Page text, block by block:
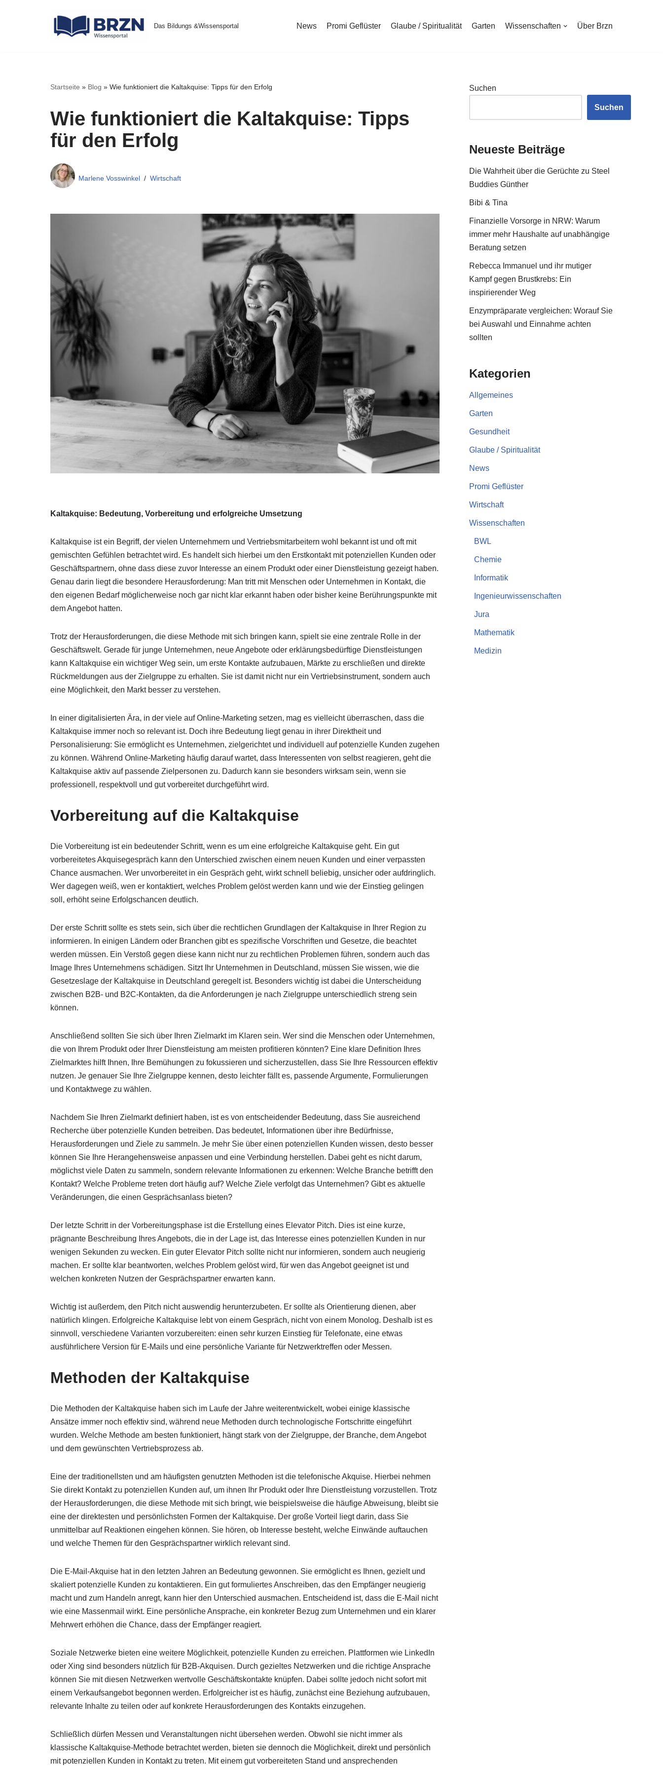
Das Bildungs &Wissensportal News Promi Geflüster Glaube / Spiritualität Garten Wissenschaften Über Brzn
Startseite » Blog » Wie funktioniert die Kaltakquise: Tipps für den Erfolg
Wie funktioniert die Kaltakquise: Tipps
für den Erfolg
Marlene Vosswinkel Wirtschaft
Kaltakquise: Bedeutung, Vorbereitung und erfolgreiche Umsetzung
Kaltakquise ist ein Begriff, der vielen Unternehmern und Vertriebsmitarbeitern wohl bekannt ist und oft mit
gemischten Gefühlen betrachtet wird. Es handelt sich hierbei um den Erstkontakt mit potenziellen Kunden oder
Geschäftspartnern, ohne dass diese zuvor Interesse an einem Produkt oder einer Dienstleistung gezeigt haben.
Genau darin liegt die besondere Herausforderung: Man tritt mit Menschen oder Unternehmen in Kontakt, die
den eigenen Bedarf möglicherweise noch gar nicht klar erkannt haben oder bisher keine Berührungspunkte mit
dem Angebot hatten.
Trotz der Herausforderungen, die diese Methode mit sich bringen kann, spielt sie eine zentrale Rolle in der
Geschäftswelt. Gerade für junge Unternehmen, neue Angebote oder erklärungsbedürftige Dienstleistungen
kann Kaltakquise ein wichtiger Weg sein, um erste Kontakte aufzubauen, Märkte zu erschließen und direkte
Rückmeldungen aus der Zielgruppe zu erhalten. Sie ist damit nicht nur ein Vertriebsinstrument, sondern auch
eine Möglichkeit, den Markt besser zu verstehen.
In einer digitalisierten Ära, in der viele auf Online-Marketing setzen, mag es vielleicht überraschen, dass die
Kaltakquise immer noch so relevant ist. Doch ihre Bedeutung liegt genau in ihrer Direktheit und
Personalisierung: Sie ermöglicht es Unternehmen, zielgerichtet und individuell auf potenzielle Kunden zugehen
zu können. Während Online-Marketing häufig darauf wartet, dass Interessenten von selbst reagieren, geht die
Kaltakquise aktiv auf passende Zielpersonen zu. Dadurch kann sie besonders wirksam sein, wenn sie
professionell, respektvoll und gut vorbereitet durchgeführt wird.
Vorbereitung auf die Kaltakquise
Die Vorbereitung ist ein bedeutender Schritt, wenn es um eine erfolgreiche Kaltakquise geht. Ein gut
vorbereitetes Akquisegespräch kann den Unterschied zwischen einem neuen Kunden und einer verpassten
Chance ausmachen. Wer unvorbereitet in ein Gespräch geht, wirkt schnell beliebig, unsicher oder aufdringlich.
Wer dagegen weiß, wen er kontaktiert, welches Problem gelöst werden kann und wie der Einstieg gelingen
soll, erhöht seine Erfolgschancen deutlich.
Der erste Schritt sollte es stets sein, sich über die rechtlichen Grundlagen der Kaltakquise in Ihrer Region zu
informieren. In einigen Ländern oder Branchen gibt es spezifische Vorschriften und Gesetze, die beachtet
werden müssen. Ein Verstoß gegen diese kann nicht nur zu rechtlichen Problemen führen, sondern auch das
Image Ihres Unternehmens schädigen. Sitzt Ihr Unternehmen in Deutschland, müssen Sie wissen, wie die
Gesetzeslage der Kaltakquise in Deutschland geregelt ist. Besonders wichtig ist dabei die Unterscheidung
zwischen B2B- und B2C-Kontakten, da die Anforderungen je nach Zielgruppe unterschiedlich streng sein
können.
Anschließend sollten Sie sich über Ihren Zielmarkt im Klaren sein. Wer sind die Menschen oder Unternehmen,
die von Ihrem Produkt oder Ihrer Dienstleistung am meisten profitieren könnten? Eine klare Definition Ihres
Zielmarktes hilft Ihnen, Ihre Bemühungen zu fokussieren und sicherzustellen, dass Sie Ihre Ressourcen effektiv
nutzen. Je genauer Sie Ihre Zielgruppe kennen, desto leichter fällt es, passende Argumente, Formulierungen
und Kontaktwege zu wählen.
Nachdem Sie Ihren Zielmarkt definiert haben, ist es von entscheidender Bedeutung, dass Sie ausreichend
Recherche über potenzielle Kunden betreiben. Das bedeutet, Informationen über ihre Bedürfnisse,
Herausforderungen und Ziele zu sammeln. Je mehr Sie über einen potenziellen Kunden wissen, desto besser
können Sie Ihre Herangehensweise anpassen und eine Verbindung herstellen. Dabei geht es nicht darum,
möglichst viele Daten zu sammeln, sondern relevante Informationen zu erkennen: Welche Branche betrifft den
Kontakt? Welche Probleme treten dort häufig auf? Welche Ziele verfolgt das Unternehmen? Gibt es aktuelle
Veränderungen, die einen Gesprächsanlass bieten?
Der letzte Schritt in der Vorbereitungsphase ist die Erstellung eines Elevator Pitch. Dies ist eine kurze,
prägnante Beschreibung Ihres Angebots, die in der Lage ist, das Interesse eines potenziellen Kunden in nur
wenigen Sekunden zu wecken. Ein guter Elevator Pitch sollte nicht nur informieren, sondern auch neugierig
machen. Er sollte klar beantworten, welches Problem gelöst wird, für wen das Angebot geeignet ist und
welchen konkreten Nutzen der Gesprächspartner erwarten kann.
Wichtig ist außerdem, den Pitch nicht auswendig herunterzubeten. Er sollte als Orientierung dienen, aber
natürlich klingen. Erfolgreiche Kaltakquise lebt von einem Gespräch, nicht von einem Monolog. Deshalb ist es
sinnvoll, verschiedene Varianten vorzubereiten: einen sehr kurzen Einstieg für Telefonate, eine etwas
ausführlichere Version für E-Mails und eine persönliche Variante für Netzwerktreffen oder Messen.
Methoden der Kaltakquise
Die Methoden der Kaltakquise haben sich im Laufe der Jahre weiterentwickelt, wobei einige klassische
Ansätze immer noch effektiv sind, während neue Methoden durch technologische Fortschritte eingeführt
wurden. Welche Methode am besten funktioniert, hängt stark von der Zielgruppe, der Branche, dem Angebot
und dem gewünschten Vertriebsprozess ab.
Eine der traditionellsten und am häufigsten genutzten Methoden ist die telefonische Akquise. Hierbei nehmen
Sie direkt Kontakt zu potenziellen Kunden auf, um ihnen Ihr Produkt oder Ihre Dienstleistung vorzustellen. Trotz
der Herausforderungen, die diese Methode mit sich bringt, wie beispielsweise die häufige Abweisung, bleibt sie
eine der direktesten und persönlichsten Formen der Kaltakquise. Der große Vorteil liegt darin, dass Sie
unmittelbar auf Reaktionen eingehen können. Sie hören, ob Interesse besteht, welche Einwände auftauchen
und welche Themen für den Gesprächspartner wirklich relevant sind.
Die E-Mail-Akquise hat in den letzten Jahren an Bedeutung gewonnen. Sie ermöglicht es Ihnen, gezielt und
skaliert potenzielle Kunden zu kontaktieren. Ein gut formuliertes Anschreiben, das den Empfänger neugierig
macht und zum Handeln anregt, kann hier den Unterschied ausmachen. Entscheidend ist, dass die E-Mail nicht
wie eine Massenmail wirkt. Eine persönliche Ansprache, ein konkreter Bezug zum Unternehmen und ein klarer
Mehrwert erhöhen die Chance, dass der Empfänger reagiert.
Soziale Netzwerke bieten eine weitere Möglichkeit, potenzielle Kunden zu erreichen. Plattformen wie LinkedIn
oder Xing sind besonders nützlich für B2B-Akquisen. Durch gezieltes Netzwerken und die richtige Ansprache
können Sie mit diesen Netzwerken wertvolle Geschäftskontakte knüpfen. Dabei sollte jedoch nicht sofort mit
einem Verkaufsangebot begonnen werden. Erfolgreicher ist es häufig, zunächst eine Beziehung aufzubauen,
relevante Inhalte zu teilen oder auf konkrete Herausforderungen des Kontakts einzugehen.
Schließlich dürfen Messen und Veranstaltungen nicht übersehen werden. Obwohl sie nicht immer als
klassische Kaltakquise-Methode betrachtet werden, bieten sie dennoch die Möglichkeit, direkt und persönlich
mit potenziellen Kunden in Kontakt zu treten. Mit einem gut vorbereiteten Stand und ansprechenden
Suchen
Suchen
Neueste Beiträge
Die Wahrheit über die Gerüchte zu Steel
Buddies Günther
Bibi & Tina
Finanzielle Vorsorge in NRW: Warum
immer mehr Haushalte auf unabhängige
Beratung setzen
Rebecca Immanuel und ihr mutiger
Kampf gegen Brustkrebs: Ein
inspirierender Weg
Enzympräparate vergleichen: Worauf Sie
bei Auswahl und Einnahme achten
sollten
Kategorien
Allgemeines
Garten
Gesundheit
Glaube / Spiritualität
News
Promi Geflüster
Wirtschaft
Wissenschaften
BWL
Chemie
Informatik
Ingenieurwissenschaften
Jura
Mathematik
Medizin